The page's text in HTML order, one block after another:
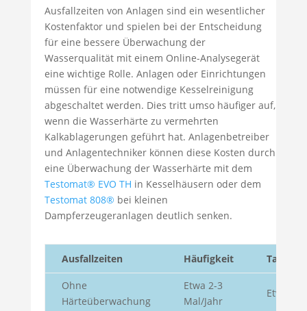
Ausfallzeiten von Anlagen sind ein wesentlicher
Kostenfaktor und spielen bei der Entscheidung
für eine bessere Überwachung der
Wasserqualität mit einem Online-Analysegerät
eine wichtige Rolle. Anlagen oder Einrichtungen
müssen für eine notwendige Kesselreinigung
abgeschaltet werden. Dies tritt umso häufiger auf,
wenn die Wasserhärte zu vermehrten
Kalkablagerungen geführt hat. Anlagenbetreiber
und Anlagentechniker können diese Kosten durch
eine Überwachung der Wasserhärte mit dem
Testomat® EVO TH in Kesselhäusern oder dem
Testomat 808® bei kleinen
Dampferzeugeranlagen deutlich senken.
Ausfallzeiten Häufigkeit Tage/
Ohne
Härteüberwachung
Etwa 2-3
Mal/Jahr
Etwa 8-